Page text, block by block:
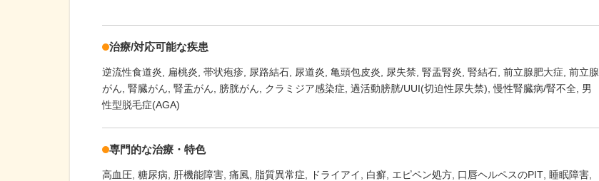
治療/対応可能な疾患
逆流性食道炎 扁桃炎 帯状疱疹 尿路結石 尿道炎 亀頭包皮炎 尿失禁 腎盂腎炎 腎結石 前立腺肥大症 前立腺
がん 腎臓がん 腎盂がん 膀胱がん クラミジア感染症 過活動膀胱/UUI(切迫性尿失禁) 慢性腎臓病/腎不全 男
性型脱毛症(AGA)
専門的な治療・特色
高血圧 糖尿病 肝機能障害 痛風 脂質異常症 ドライアイ 白癬 エピペン処方 口唇ヘルペスのPIT 睡眠障害